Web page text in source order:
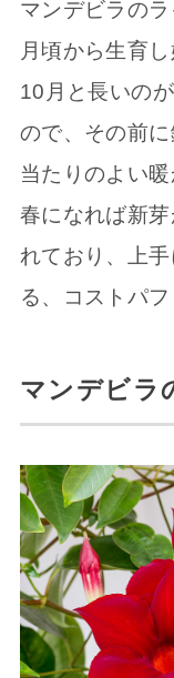
マンデビラの
月頃から生育
10月と長いの
ので、その前
当たりのよい
春になれば新
れており、上
る、コストパ
マンデビラ